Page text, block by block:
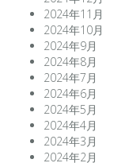
2024年11月
2024年10月
2024年9月
2024年8月
2024年7月
2024年6月
2024年5月
2024年4月
2024年3月
2024年2月